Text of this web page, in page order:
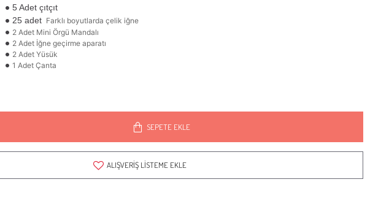
5 Adet çıtçıt
25 adet Farklı boyutlarda çelik iğne
2 Adet Mini Örgü Mandalı
2 Adet İğne geçirme aparatı
2 Adet Yüsük
1 Adet Çanta
SEPETE EKLE
ALIŞVERIŞ LISTEME EKLE